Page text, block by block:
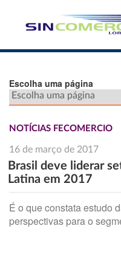
Escolha uma página
NOTÍCIAS FECOMERCIO
16 de março de 2017
Brasil deve liderar
Latina em 2017
É o que constata estudo
perspectivas para o